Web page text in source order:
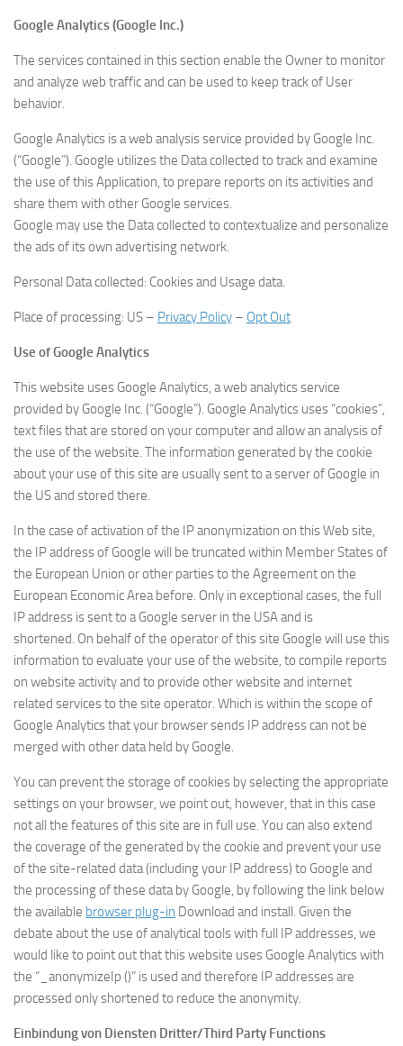
Google Analytics (Google Inc.)
The services contained in this section enable the Owner to monitor
and analyze web traffic and can be used to keep track of User
behavior.
Google Analytics is a web analysis service provided by Google Inc.
(“Google”). Google utilizes the Data collected to track and examine
the use of this Application, to prepare reports on its activities and
share them with other Google services.
Google may use the Data collected to contextualize and personalize
the ads of its own advertising network.
Personal Data collected: Cookies and Usage data.
Place of processing: US – Privacy Policy – Opt Out
Use of Google Analytics
This website uses Google Analytics, a web analytics service
provided by Google Inc. (“Google”). Google Analytics uses “cookies”,
text files that are stored on your computer and allow an analysis of
the use of the website. The information generated by the cookie
about your use of this site are usually sent to a server of Google in
the US and stored there.
In the case of activation of the IP anonymization on this Web site,
the IP address of Google will be truncated within Member States of
the European Union or other parties to the Agreement on the
European Economic Area before. Only in exceptional cases, the full
IP address is sent to a Google server in the USA and is
shortened. On behalf of the operator of this site Google will use this
information to evaluate your use of the website, to compile reports
on website activity and to provide other website and internet
related services to the site operator. Which is within the scope of
Google Analytics that your browser sends IP address can not be
merged with other data held by Google.
You can prevent the storage of cookies by selecting the appropriate
settings on your browser, we point out, however, that in this case
not all the features of this site are in full use. You can also extend
the coverage of the generated by the cookie and prevent your use
of the site-related data (including your IP address) to Google and
the processing of these data by Google, by following the link below
the available browser plug-in Download and install. Given the
debate about the use of analytical tools with full IP addresses, we
would like to point out that this website uses Google Analytics with
the “_anonymizeIp ()” is used and therefore IP addresses are
processed only shortened to reduce the anonymity.
Einbindung von Diensten Dritter/Third Party Functions